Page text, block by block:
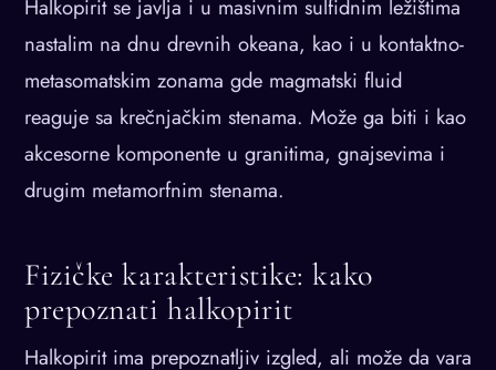
Halkopirit se javlja i u masivnim sulfidnim ležištima
nastalim na dnu drevnih okeana, kao i u kontaktno-
metasomatskim zonama gde magmatski fluid
reaguje sa krečnjačkim stenama. Može ga biti i kao
akcesorne komponente u granitima, gnajsevima i
drugim metamorfnim stenama.
Fizičke karakteristike: kako
prepoznati halkopirit
Halkopirit ima prepoznatljiv izgled, ali može da vara